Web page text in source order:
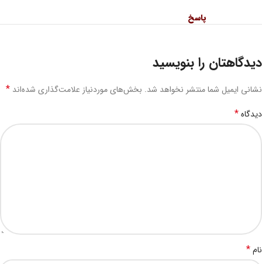
پاسخ
دیدگاهتان را بنویسید
نشانی ایمیل شما منتشر نخواهد شد. بخش‌های موردنیاز علامت‌گذاری شده‌اند *
دیدگاه*
نام*